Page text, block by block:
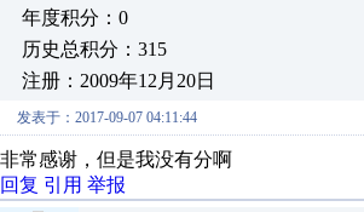
年度积分：0
历史总积分：315
注册：2009年12月20日
发表于：2017-09-07 04:11:44
非常感谢，但是我没有分啊
回复 引用 举报